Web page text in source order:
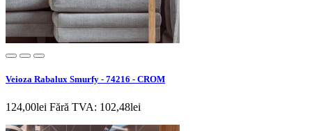
Veioza Rabalux Smurfy - 74216 - CROM
124,00lei Fără TVA: 102,48lei